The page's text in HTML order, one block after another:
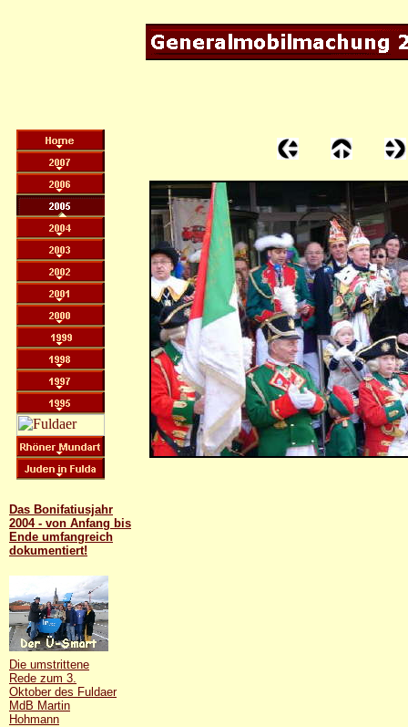
Das Bonifatiusjahr
2004 - von Anfang bis
Ende umfangreich
dokumentiert!
Die umstrittene
Rede zum 3.
Oktober des Fuldaer
MdB Martin
Hohmann